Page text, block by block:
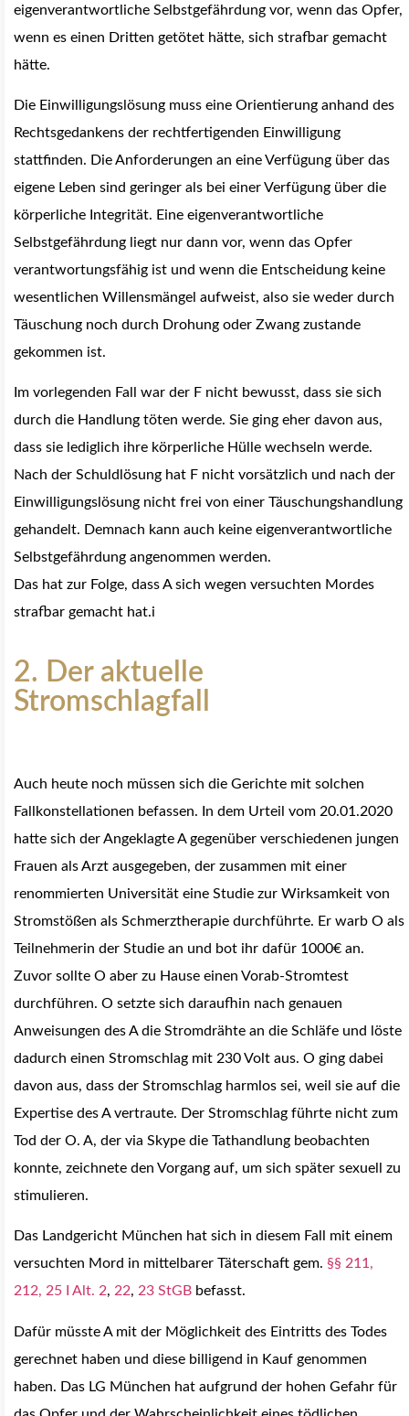
eigenverantwortliche Selbstgefährdung vor, wenn das Opfer,
wenn es einen Dritten getötet hätte, sich strafbar gemacht
hätte.
Die Einwilligungslösung muss eine Orientierung anhand des
Rechtsgedankens der rechtfertigenden Einwilligung
stattfinden. Die Anforderungen an eine Verfügung über das
eigene Leben sind geringer als bei einer Verfügung über die
körperliche Integrität. Eine eigenverantwortliche
Selbstgefährdung liegt nur dann vor, wenn das Opfer
verantwortungsfähig ist und wenn die Entscheidung keine
wesentlichen Willensmängel aufweist, also sie weder durch
Täuschung noch durch Drohung oder Zwang zustande
gekommen ist.
Im vorlegenden Fall war der F nicht bewusst, dass sie sich
durch die Handlung töten werde. Sie ging eher davon aus,
dass sie lediglich ihre körperliche Hülle wechseln werde.
Nach der Schuldlösung hat F nicht vorsätzlich und nach der
Einwilligungslösung nicht frei von einer Täuschungshandlung
gehandelt. Demnach kann auch keine eigenverantwortliche
Selbstgefährdung angenommen werden.
Das hat zur Folge, dass A sich wegen versuchten Mordes
strafbar gemacht hat.i
2. Der aktuelle
Stromschlagfall
Auch heute noch müssen sich die Gerichte mit solchen
Fallkonstellationen befassen. In dem Urteil vom 20.01.2020
hatte sich der Angeklagte A gegenüber verschiedenen jungen
Frauen als Arzt ausgegeben, der zusammen mit einer
renommierten Universität eine Studie zur Wirksamkeit von
Stromstößen als Schmerztherapie durchführte. Er warb O als
Teilnehmerin der Studie an und bot ihr dafür 1000€ an.
Zuvor sollte O aber zu Hause einen Vorab-Stromtest
durchführen. O setzte sich daraufhin nach genauen
Anweisungen des A die Stromdrähte an die Schläfe und löste
dadurch einen Stromschlag mit 230 Volt aus. O ging dabei
davon aus, dass der Stromschlag harmlos sei, weil sie auf die
Expertise des A vertraute. Der Stromschlag führte nicht zum
Tod der O. A, der via Skype die Tathandlung beobachten
konnte, zeichnete den Vorgang auf, um sich später sexuell zu
stimulieren.
Das Landgericht München hat sich in diesem Fall mit einem
versuchten Mord in mittelbarer Täterschaft gem. §§ 211 ,
212, 25 I Alt. 2, 22, 23 StGB befasst.
Dafür müsste A mit der Möglichkeit des Eintritts des Todes
gerechnet haben und diese billigend in Kauf genommen
haben. Das LG München hat aufgrund der hohen Gefahr für